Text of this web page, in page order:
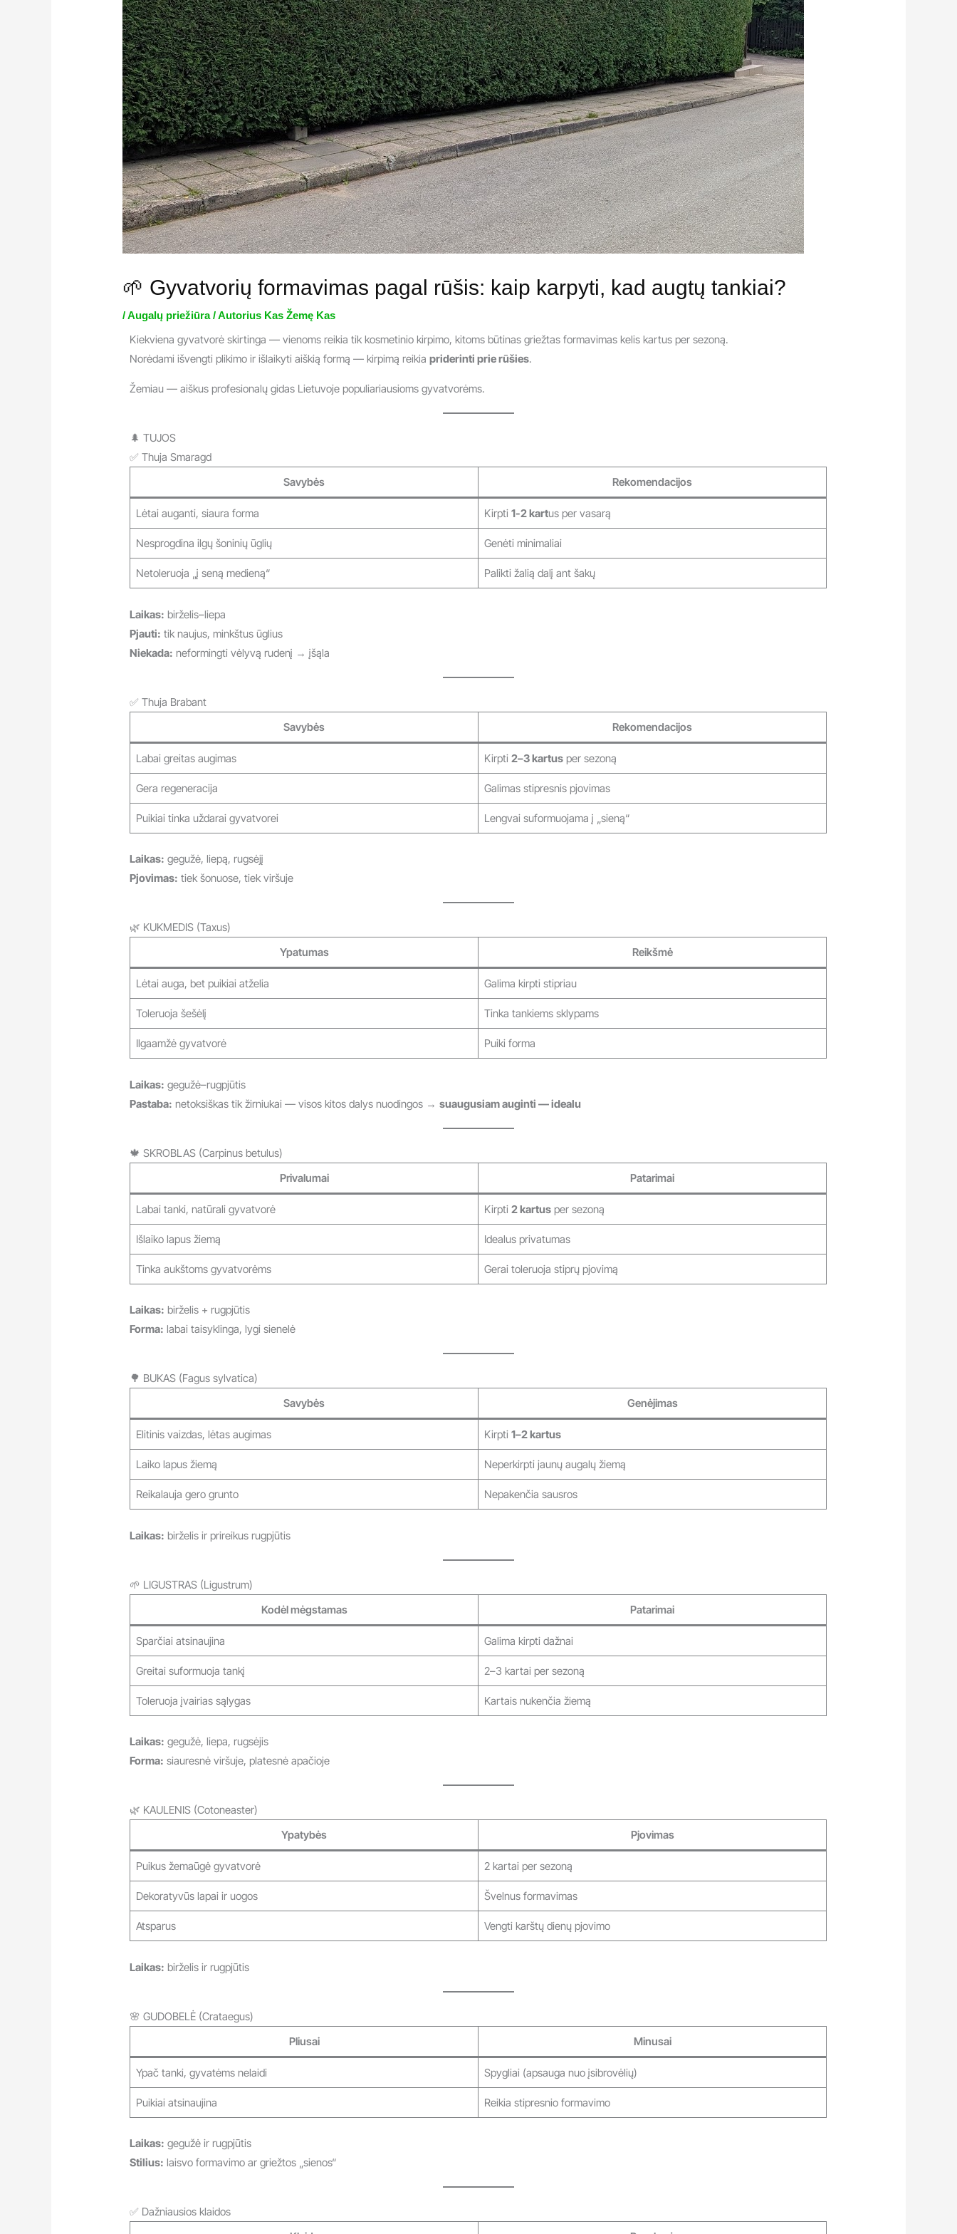
🌱 Gyvatvorių formavimas pagal rūšis: kaip karpyti, kad augtų tankiai?
/Augalų priežiūra/ Autorius Kas Žemę Kas
Kiekviena gyvatvorė skirtinga — vienoms reikia tik kosmetinio kirpimo, kitoms būtinas griežtas formavimas kelis kartus per sezoną.
Norėdami išvengti plikimo ir išlaikyti aiškią formą — kirpimą reikiapriderinti prie rūšies.
Žemiau — aiškus profesionalų gidas Lietuvoje populiariausioms gyvatvorėms.
🌲 TUJOS
✅ Thuja Smaragd
Savybės
Rekomendacijos
Lėtai auganti, siaura forma Kirpti 1-2 kartus per vasarą
Nesprogdina ilgų šoninių ūglių Genėti minimaliai
Netoleruoja „į seną medieną“ Palikti žalią dalį ant šakų
Laikas: birželis–liepa
Pjauti: tik naujus, minkštus ūglius
Niekada: neformingti vėlyvą rudenį → įšąla
✅ Thuja Brabant
Savybės
Rekomendacijos
Labai greitas augimas Kirpti 2–3 kartusper sezoną
Gera regeneracija Galimas stipresnis pjovimas
Puikiai tinka uždarai gyvatvorei Lengvai suformuojama į „sieną“
Laikas: gegužė, liepą, rugsėjį
Pjovimas: tiek šonuose, tiek viršuje
🌿 KUKMEDIS (Taxus)
Ypatumas
Reikšmė
Lėtai auga, bet puikiai atželia Galima kirpti stipriau
Toleruoja šešėlį Tinka tankiems sklypams
Ilgaamžė gyvatvorė Puiki forma
Laikas: gegužė–rugpjūtis
Pastaba: netoksiškas tik žirniukai — visos kitos dalys nuodingos →suaugusiam auginti — idealu
🍁 SKROBLAS (Carpinus betulus)
Privalumai
Patarimai
Labai tanki, natūrali gyvatvorė Kirpti 2 kartusper sezoną
Išlaiko lapus žiemą Idealus privatumas
Tinka aukštoms gyvatvorėms Gerai toleruoja stiprų pjovimą
Laikas: birželis + rugpjūtis
Forma: labai taisyklinga, lygi sienelė
🌳 BUKAS (Fagus sylvatica)
Savybės
Genėjimas
Elitinis vaizdas, lėtas augimas Kirpti 1–2 kartus
Laiko lapus žiemą Neperkirpti jaunų augalų žiemą
Reikalauja gero grunto Nepakenčia sausros
Laikas: birželis ir prireikus rugpjūtis
🌱 LIGUSTRAS (Ligustrum)
Kodėl mėgstamas
Patarimai
Sparčiai atsinaujina Galima kirpti dažnai
Greitai suformuoja tankį 2–3 kartai per sezoną
Toleruoja įvairias sąlygas Kartais nukenčia žiemą
Laikas: gegužė, liepa, rugsėjis
Forma: siauresnė viršuje, platesnė apačioje
🌿 KAULENIS (Cotoneaster)
Ypatybės
Pjovimas
Puikus žemaūgė gyvatvorė 2 kartai per sezoną
Dekoratyvūs lapai ir uogos Švelnus formavimas
Atsparus Vengti karštų dienų pjovimo
Laikas: birželis ir rugpjūtis
🌸 GUDOBELĖ (Crataegus)
Pliusai
Minusai
Ypač tanki, gyvatėms nelaidi Spygliai (apsauga nuo įsibrovėlių)
Puikiai atsinaujina Reikia stipresnio formavimo
Laikas: gegužė ir rugpjūtis
Stilius: laisvo formavimo ar griežtos „sienos“
✅ Dažniausios klaidos